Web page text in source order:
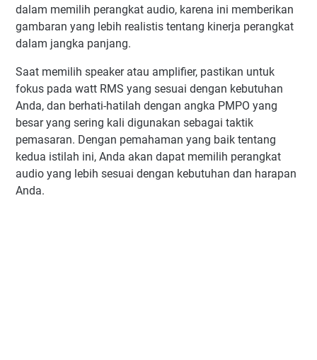
dalam memilih perangkat audio, karena ini memberikan
gambaran yang lebih realistis tentang kinerja perangkat
dalam jangka panjang.
Saat memilih speaker atau amplifier, pastikan untuk
fokus pada watt RMS yang sesuai dengan kebutuhan
Anda, dan berhati-hatilah dengan angka PMPO yang
besar yang sering kali digunakan sebagai taktik
pemasaran. Dengan pemahaman yang baik tentang
kedua istilah ini, Anda akan dapat memilih perangkat
audio yang lebih sesuai dengan kebutuhan dan harapan
Anda.